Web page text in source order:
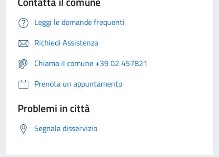
Leggi le domande frequenti
Richiedi Assistenza
Chiama il comune +39 02 457821
Prenota un appuntamento
Problemi in città
Segnala disservizio